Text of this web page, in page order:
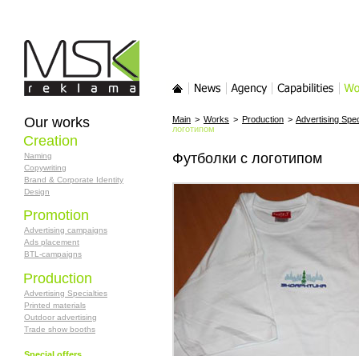
MSK-reklama
Main > Works > Production > Advertising
логотипом
Футболки с логотипом
Our works
Creation
Naming
Copywriting
Brand & Corporate Identity
Design
Promotion
Advertising campaigns
Ads placement
BTL-campaigns
Production
Advertising Specialties
Printed materials
Outdoor advertising
Trade show booths